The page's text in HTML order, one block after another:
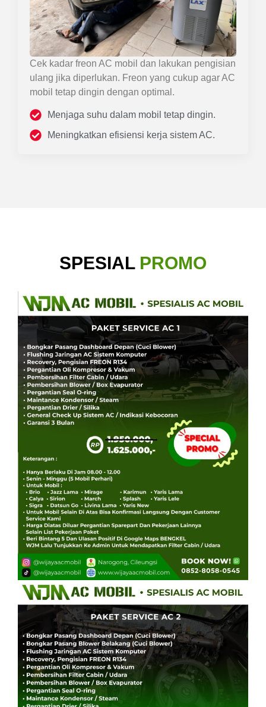
Cek kadar freon AC mobil dan lakukan pengisian
ulang jika diperlukan. Freon yang cukup agar AC
mobil tetap dingin dengan optimal.
Menjaga suhu dalam mobil tetap dingin.
Meningkatkan efisiensi kerja sistem AC.
SPESIAL PROMO